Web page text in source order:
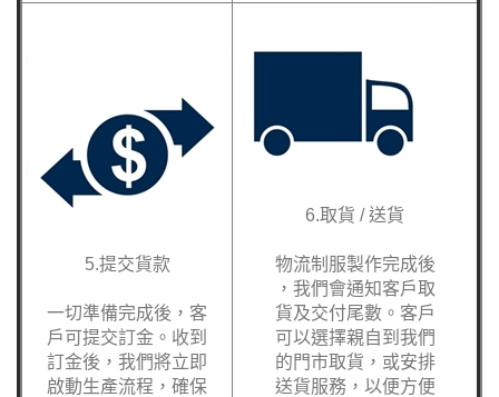
5.提交貨款
一切準備完成後，客
戶可提交訂金。收到
訂金後，我們將立即
啟動生產流程，確保
6.取貨 / 送貨
物流制服製作完成後
，我們會通知客戶取
貨及交付尾數。客戶
可以選擇親自到我們
的門市取貨，或安排
送貨服務，以便方便